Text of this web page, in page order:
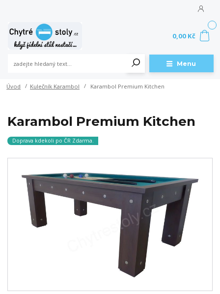
Menu
0,00 Kč
Úvod Kulečník Karambol Karambol Premium Kitchen
Karambol Premium Kitchen
Doprava kdekoli po ČR Zdarma.